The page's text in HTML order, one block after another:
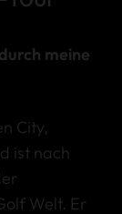
meine
City,
ist nach
Welt. Er